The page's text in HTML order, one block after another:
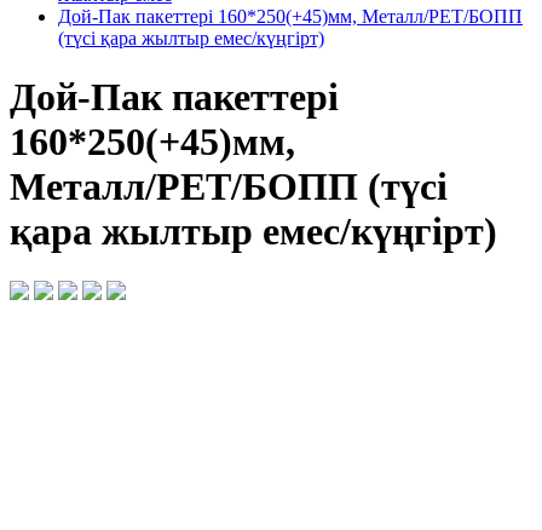
Дой-Пак пакеттері 160*250(+45)мм, Металл/PET/БОПП
(түсі қара жылтыр емес/күңгірт)
Дой-Пак пакеттері
160*250(+45)мм,
Металл/PET/БОПП (түсі
қара жылтыр емес/күңгірт)